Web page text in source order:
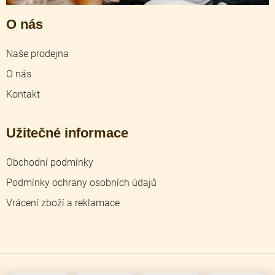
O nás
Naše prodejna
O nás
Kontakt
Užitečné informace
Obchodní podmínky
Podmínky ochrany osobních údajů
Vrácení zboží a reklamace